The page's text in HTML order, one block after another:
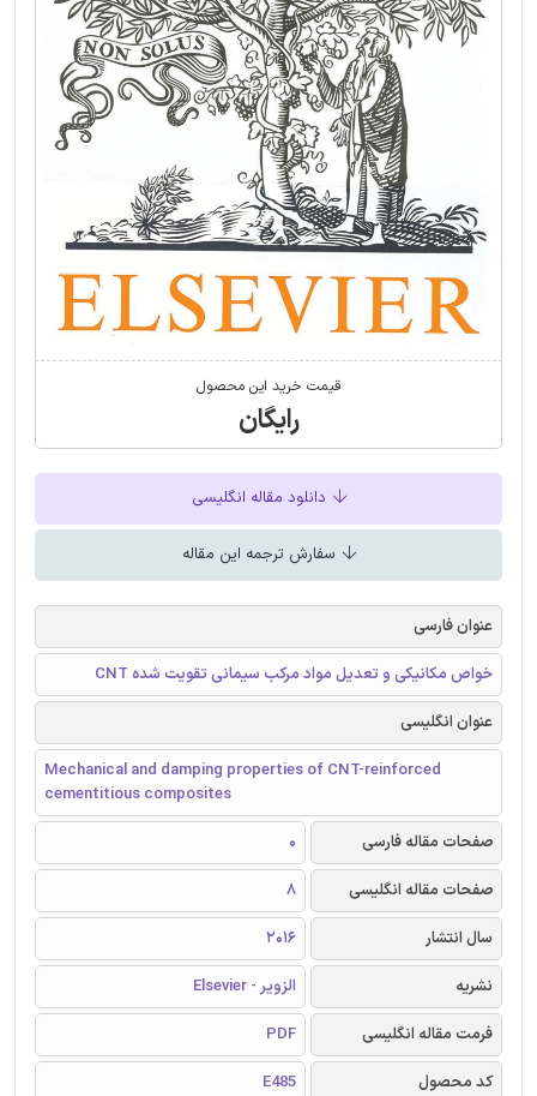
قیمت خرید این محصول
رایگان
دانلود مقاله انگلیسی
سفارش ترجمه این مقاله
عنوان فارسی
خواص مکانیکی و تعدیل مواد مرکب سیمانی تقویت شده CNT
عنوان انگلیسی
Mechanical and damping properties of CNT-reinforced
cementitious composites
صفحات مقاله فارسی
0
صفحات مقاله انگلیسی
8
سال انتشار
2016
نشریه
الزویر - Elsevier
فرمت مقاله انگلیسی
PDF
کد محصول
E485